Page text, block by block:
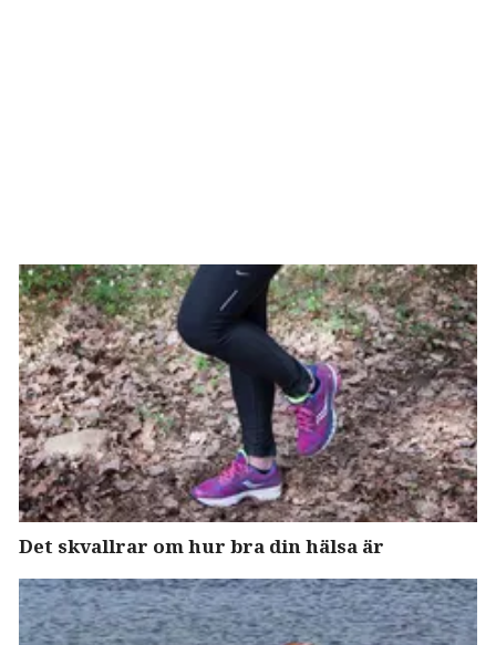
Det skvallrar om hur bra din hälsa är